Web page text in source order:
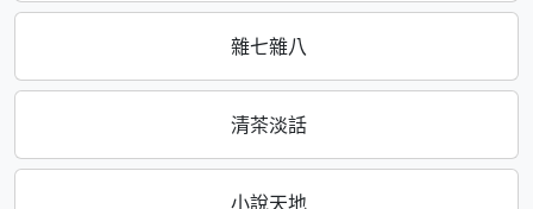
雜七雜八
清茶淡話
小說天地